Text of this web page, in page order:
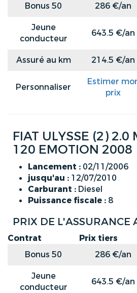
Bonus 50
286 €/an
Jeune
conducteur
643.5 €/an
Assuré au km 214.5 €/an
Personnaliser
Estimer
prix
FIAT ULYSSE (2) 2.0
120 EMOTION 2008
Lancement : 02/11/2006
jusqu'au : 12/07/2010
Carburant : Diesel
Puissance fiscale : 8
PRIX DE L'ASSURANCE
Contrat Prix tiers
Bonus 50
286 €/an
Jeune
conducteur
643.5 €/an